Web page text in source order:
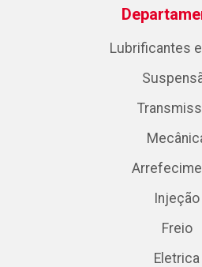
Lubrificantes
Injeção
Freio
Eletrica